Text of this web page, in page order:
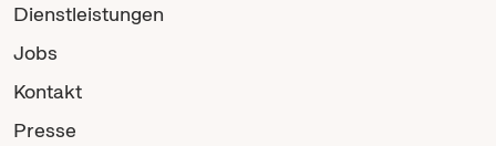
Dienstleistungen
Jobs
Kontakt
Presse